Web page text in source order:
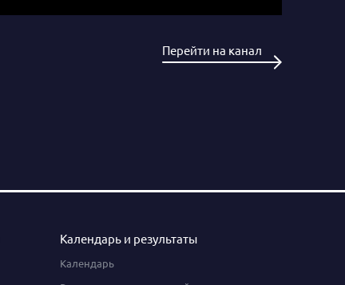
Перейти на канал
Календарь и результаты
Календарь